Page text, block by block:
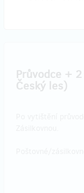
Průvodce +
Český les)